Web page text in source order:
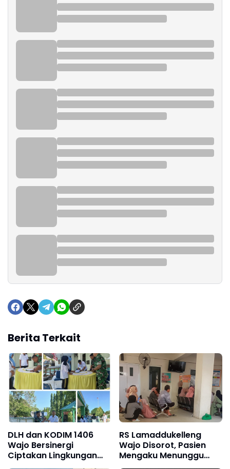
Berita Terkait
DLH dan KODIM 1406
Wajo Bersinergi
Ciptakan Lingkungan
RS Lamaddukelleng
Wajo Disorot, Pasien
Mengaku Menunggu